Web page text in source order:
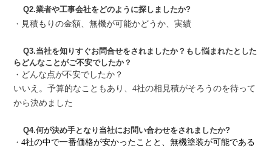
Q2.業者や工事会社をどのように探しましたか?
・ 見積もりの金額、無機が可能かどうか、実績
Q3.当社を知りすぐお問合せをされましたか？もし悩まれたとした
らどんなことがご不安でしたか？
・ どんな点が不安でしたか？
いいえ。予算的なこともあり、4社の相見積がそろうのを待って
から決めました
Q4.何が決め手となり当社にお問い合わせをされましたか?
・4社の中で一番価格が安かったことと、無機塗装が可能である